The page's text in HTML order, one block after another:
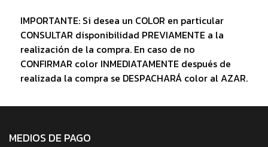
IMPORTANTE: Si desea un COLOR en particular
CONSULTAR disponibilidad PREVIAMENTE a la
realización de la compra. En caso de no
CONFIRMAR color INMEDIATAMENTE después de
realizada la compra se DESPACHARÁ color al AZAR.
MEDIOS DE PAGO